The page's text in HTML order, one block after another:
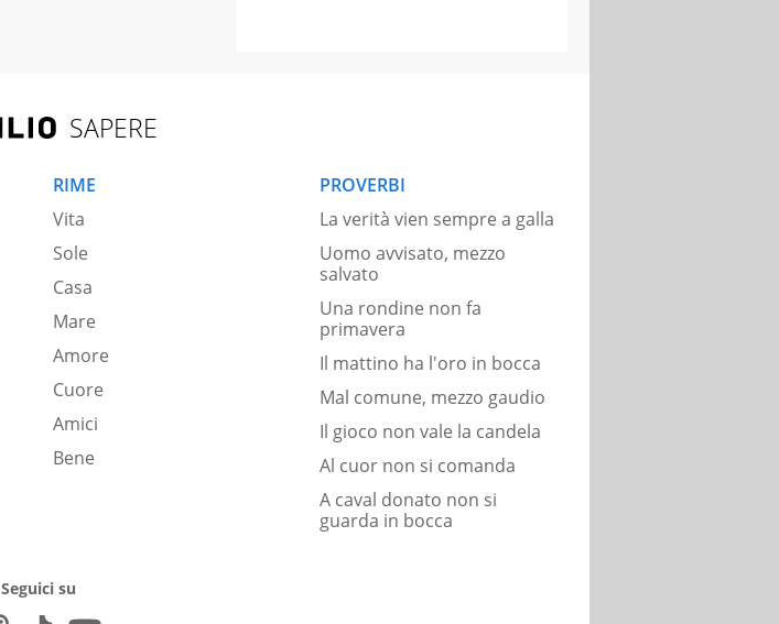
SAPERE
RIME
Vita
Sole
Casa
Mare
Amore
Cuore
Amici
Bene
PROVERBI
La verità vien sempre a galla
Uomo avvisato, mezzo
salvato
Una rondine non fa
primavera
Il mattino ha l'oro in bocca
Mal comune, mezzo gaudio
Il gioco non vale la candela
Al cuor non si comanda
A caval donato non si
guarda in bocca
Seguici su